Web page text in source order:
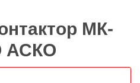
МК-
АСКО